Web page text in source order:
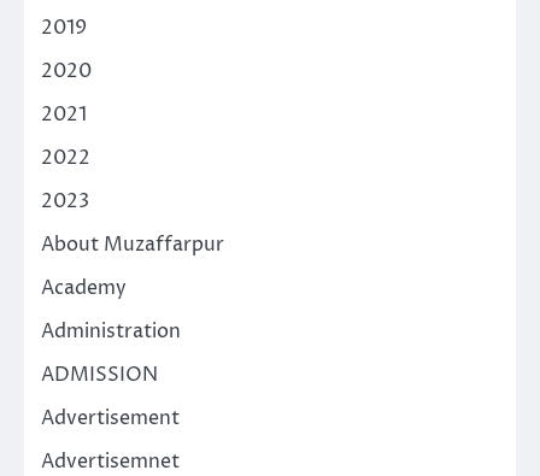
2019
2020
2021
2022
2023
About Muzaffarpur
Academy
Administration
ADMISSION
Advertisement
Advertisemnet